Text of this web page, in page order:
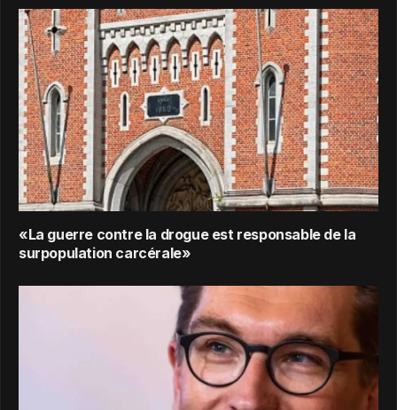
«La guerre contre la drogue est responsable de la
surpopulation carcérale»